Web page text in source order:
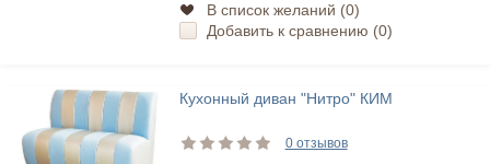
В список желаний (0)
Добавить к сравнению (0)
Кухонный диван "Нитро" КИМ
0 отзывов